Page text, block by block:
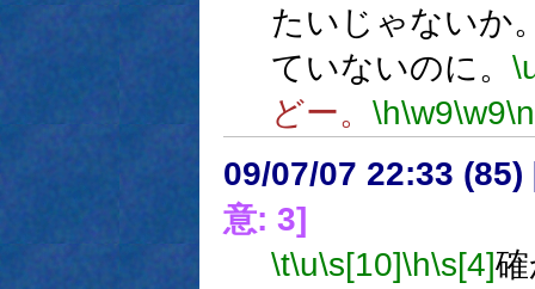
たいじゃないか
ていないのに。
どー。 \h\w9\w9\n
09/07/07 22:33 (85)
意: 3]
\t\u\s[10]\h\s[4]